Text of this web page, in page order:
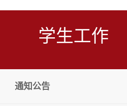
学生工作
通知公告